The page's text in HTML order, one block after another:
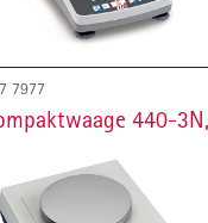
7977
440-